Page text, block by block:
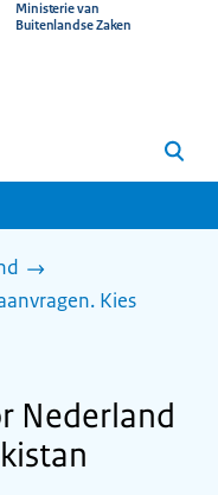
Ministerie van
Buitenlandse Zaken
Zoeken
Kies
Nederland